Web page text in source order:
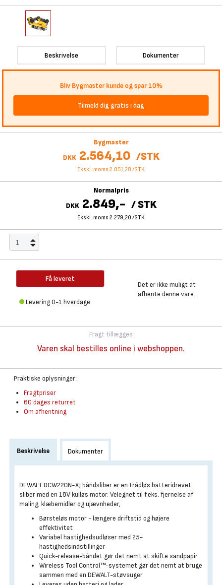
Beskrivelse Dokumenter
Bliv Bygmaster kunde og spar 10%
Tilmeld dig gratis i dag
Bygmaster
DKK 2.564,10 /STK
Ekskl. moms 2.051,28 /STK
Normalpris
DKK 2.849,- / STK
Ekskl. moms 2.279,20 /STK
Få leveret
Levering 0-1 hverdage
Det er ikke muligt at
afhente denne vare.
Fragt tillægges
Varen skal bestilles online i webshoppen.
Praktiske oplysninger:
Fragtpriser
60 dages returret
Om afhentning
Beskrivelse Dokumenter
DEWALT DCW220N-XJ båndsliber er en trådløs batteridrevet
sliber med en 18V kulløs motor. Velegnet til f.eks. fjernelse af
maling, klæbemidler og ujævnheder,
Børsteløs motor - længere driftstid og højere
effektivitet
Variabel hastighedsudløser med 25-
hastighedsindstillinger
Quick-release-båndet gør det nemt at skifte sandpapir
Wireless Tool Control™-systemet gør det nemt at bruge
sammen med en DEWALT-støvsuger